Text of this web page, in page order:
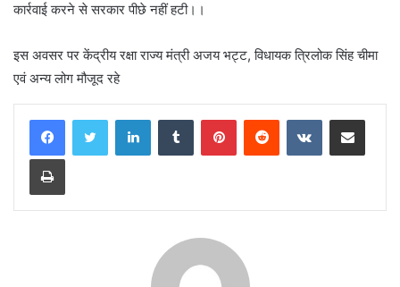
कार्रवाई करने से सरकार पीछे नहीं हटी।।
इस अवसर पर केंद्रीय रक्षा राज्य मंत्री अजय भट्ट, विधायक त्रिलोक सिंह चीमा
एवं अन्य लोग मौजूद रहे
LinkedInTumblr PinterestReddit VKontakteShare via Email
Print